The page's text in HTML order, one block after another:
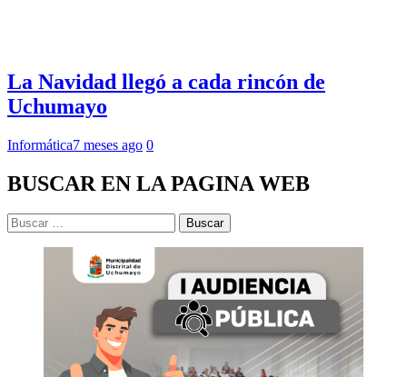
La Navidad llegó a cada rincón de
Uchumayo
Informática7 meses ago 0
BUSCAR EN LA PAGINA WEB
Buscar: